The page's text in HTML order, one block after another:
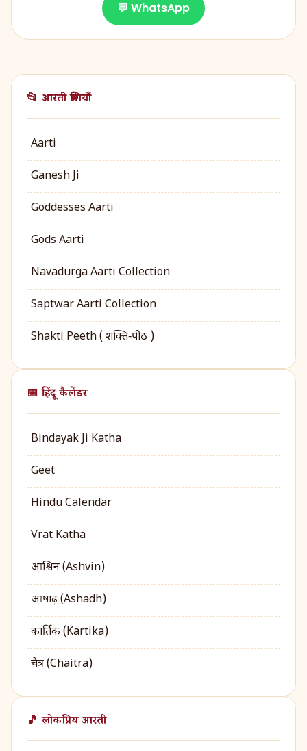
💬 WhatsApp
📂 आरती श्रेणियाँ
Aarti
Ganesh Ji
Goddesses Aarti
Gods Aarti
Navadurga Aarti Collection
Saptwar Aarti Collection
Shakti Peeth ( शक्ति‑पीठ )
📅 हिंदू कैलेंडर
Bindayak Ji Katha
Geet
Hindu Calendar
Vrat Katha
आश्विन (Ashvin)
आषाढ़ (Ashadh)
कार्तिक (Kartika)
चैत्र (Chaitra)
🎵 लोकप्रिय आरती